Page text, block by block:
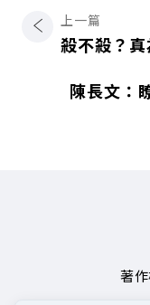
上一篇
殺不殺？真
陳長文：
著